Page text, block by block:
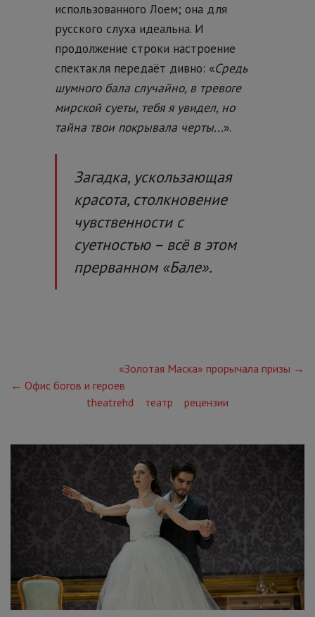
использованного Лоем; она для
русского слуха идеальна. И
продолжение строки настроение
спектакля передаёт дивно: «Средь
шумного бала случайно, в тревоге
мирской суеты, тебя я увидел, но
тайна твои покрывала черты...».
Загадка, ускользающая
красота, столкновение
чувственности с
суетностью – всё в этом
прерванном «Бале».
«Золотая Маска» прорычала призы →
← Офис богов и героев
theatrehd
театр рецензии